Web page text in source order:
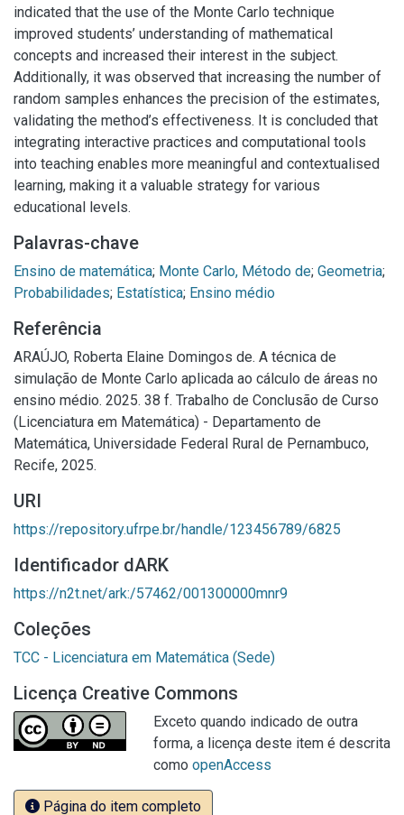
indicated that the use of the Monte Carlo technique
improved students’ understanding of mathematical
concepts and increased their interest in the subject.
Additionally, it was observed that increasing the number of
random samples enhances the precision of the estimates,
validating the method’s effectiveness. It is concluded that
integrating interactive practices and computational tools
into teaching enables more meaningful and contextualised
learning, making it a valuable strategy for various
educational levels.
Palavras-chave
Ensino de matemática; Monte Carlo, Método de; Geometria;
Probabilidades; Estatística; Ensino médio
Referência
ARAÚJO, Roberta Elaine Domingos de. A técnica de
simulação de Monte Carlo aplicada ao cálculo de áreas no
ensino médio. 2025. 38 f. Trabalho de Conclusão de Curso
(Licenciatura em Matemática) - Departamento de
Matemática, Universidade Federal Rural de Pernambuco,
Recife, 2025.
URI
https://repository.ufrpe.br/handle/123456789/6825
Identificador dARK
https://n2t.net/ark:/57462/001300000mnr9
Coleções
TCC - Licenciatura em Matemática (Sede)
Licença Creative Commons
Exceto quando indicado de outra
forma, a licença deste item é descrita
como openAccess
Página do item completo